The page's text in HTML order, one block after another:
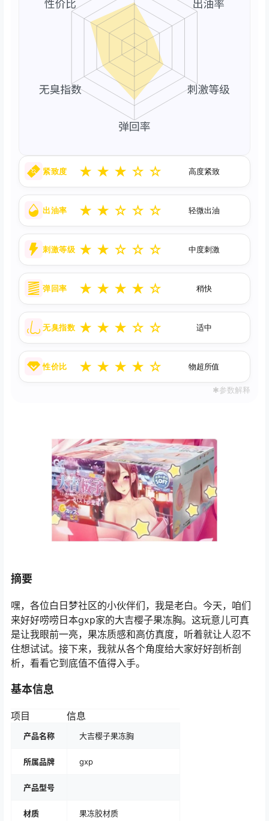
紧致度 ★ ★ ★ ☆ ☆ 高度紧致
出油率 ★ ★ ☆ ☆ ☆ 轻微出油
刺激等级 ★ ★ ☆ ☆ ☆ 中度刺激
弹回率 ★ ★ ★ ★ ☆ 稍快
无臭指数 ★ ★ ★ ☆ ☆ 适中
性价比 ★ ★ ★ ★ ☆ 物超所值
✱参数解释
摘要
嘿，各位白日梦社区的小伙伴们，我是老白。今天，咱们
来好好唠唠日本gxp家的大吉樱子果冻胸。这玩意儿可真
是让我眼前一亮，果冻质感和高仿真度，听着就让人忍不
住想试试。接下来，我就从各个角度给大家好好剖析剖
析，看看它到底值不值得入手。
基本信息
项目 信息
产品名称 大吉樱子果冻胸
所属品牌 gxp
产品型号
材质 果冻胶材质